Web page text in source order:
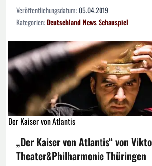
Veröffentlichungsdatum:05.04.2019
Kategorien:DeutschlandNewsSchauspiel
Der Kaiser von Atlantis
„Der Kaiser von Atlantis“ von
Theater&Philharmonie Thüringen